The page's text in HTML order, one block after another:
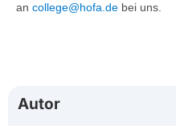
an college@hofa.de bei uns.
Autor